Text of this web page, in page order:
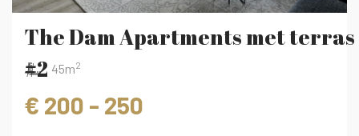
The Dam Apartments met terras
#2 45m2
€ 200 - 250